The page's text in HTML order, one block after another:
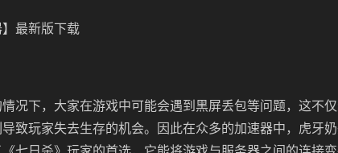
】最新版下载
况下，大家在游戏中可能会遇到黑屏丢包等问题，这不仅
致玩家失去生存的机会。因此在众多的加速器中，虎牙